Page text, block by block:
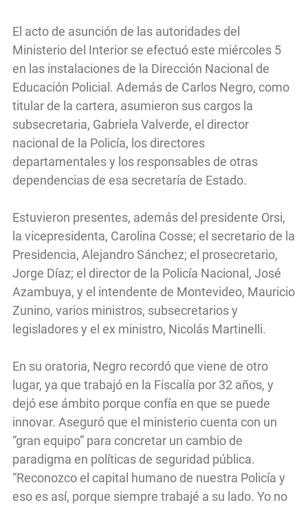
El acto de asunción de las autoridades del
Ministerio del Interior se efectuó este miércoles 5
en las instalaciones de la Dirección Nacional de
Educación Policial. Además de Carlos Negro, como
titular de la cartera, asumieron sus cargos la
subsecretaria, Gabriela Valverde, el director
nacional de la Policía, los directores
departamentales y los responsables de otras
dependencias de esa secretaría de Estado.
Estuvieron presentes, además del presidente Orsi,
la vicepresidenta, Carolina Cosse; el secretario de la
Presidencia, Alejandro Sánchez; el prosecretario,
Jorge Díaz; el director de la Policía Nacional, José
Azambuya, y el intendente de Montevideo, Mauricio
Zunino, varios ministros, subsecretarios y
legisladores y el ex ministro, Nicolás Martinelli.
En su oratoria, Negro recordó que viene de otro
lugar, ya que trabajó en la Fiscalía por 32 años, y
dejó ese ámbito porque confía en que se puede
innovar. Aseguró que el ministerio cuenta con un
“gran equipo” para concretar un cambio de
paradigma en políticas de seguridad pública.
“Reconozco el capital humano de nuestra Policía y
eso es así, porque siempre trabajé a su lado. Yo no